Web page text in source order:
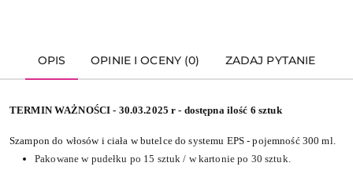
OPIS OPINIE I OCENY (0) ZADAJ PYTANIE
TERMIN WAŻNOŚCI - 30.03.2025 r - dostępna ilość 6 sztuk
Szampon do włosów i ciała w butelce do systemu EPS - pojemność 300 ml.
Pakowane w pudełku po 15 sztuk / w kartonie po 30 sztuk.